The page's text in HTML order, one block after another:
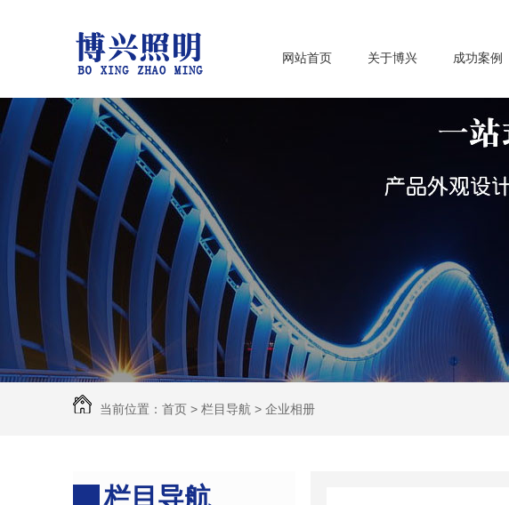
网站首页 关于博兴 成功案例
当前位置： 首页 > 栏目导航 > 企业相册
栏目导航